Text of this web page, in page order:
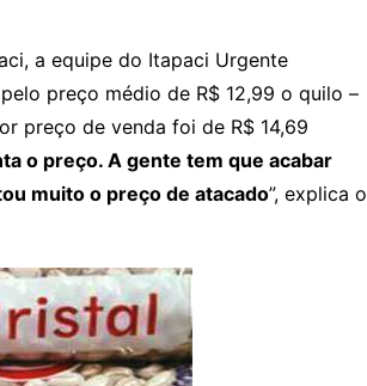
a equipe do Itapaci Urgente
preço médio de R$ 12,99 o quilo –
preço de venda foi de R$ 14,69
o preço. A gente tem que acabar
muito o preço de atacado”, explica o